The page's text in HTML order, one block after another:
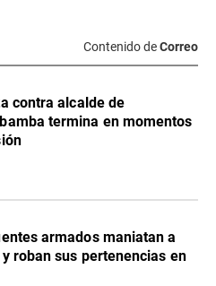
Contenido deCorreo
contra alcalde de
termina en momentos
armados maniatan a
roban sus pertenencias en